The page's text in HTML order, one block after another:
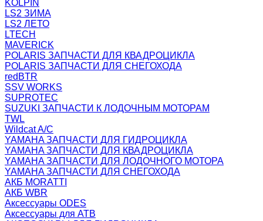
KOLPIN
LS2 ЗИМА
LS2 ЛЕТО
LTECH
MAVERICK
POLARIS ЗАПЧАСТИ ДЛЯ КВАДРОЦИКЛА
POLARIS ЗАПЧАСТИ ДЛЯ СНЕГОХОДА
redBTR
SSV WORKS
SUPROTEC
SUZUKI ЗАПЧАСТИ К ЛОДОЧНЫМ МОТОРАМ
TWL
Wildcat A/C
YAMAHA ЗАПЧАСТИ ДЛЯ ГИДРОЦИКЛА
YAMAHA ЗАПЧАСТИ ДЛЯ КВАДРОЦИКЛА
YAMAHA ЗАПЧАСТИ ДЛЯ ЛОДОЧНОГО МОТОРА
YAMAHA ЗАПЧАСТИ ДЛЯ СНЕГОХОДА
АКБ MORATTI
АКБ WBR
Аксессуары ODES
Аксессуары для АТВ